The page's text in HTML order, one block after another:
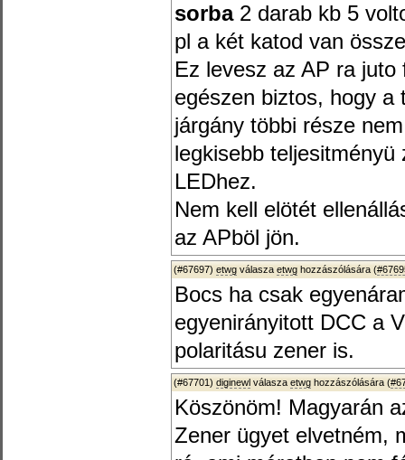
sorba 2 darab kb 5
pl a két katod van
Ez levesz az AP ra
egészen biztos, hogy a
járgány többi része
legkisebb
LEDhez.
Nem kell elötét
az APböl jön.
(#67697) etwg válasza etwg hozzászólására (
Bocs ha csak
egyenirányitott DCC a
polaritásu zener is.
(#67701) diginewl válasza etwg hozzászólására (
Köszönöm! Magyarán
Zener ügyet elvetném,